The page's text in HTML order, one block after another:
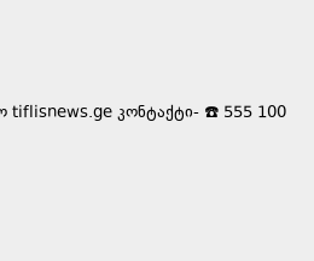
tiflisnews.ge კონტაქტი- ☎️ 555 100